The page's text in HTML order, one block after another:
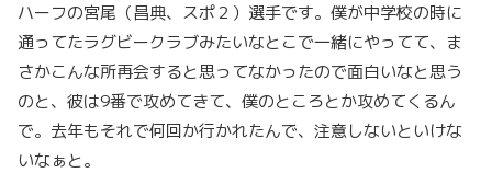
ハーフの宮尾（昌典、スポ２）選手です。僕が中学校の時に
通ってたラグビークラブみたいなとこで一緒にやってて、ま
さかこんな所再会すると思ってなかったので面白いなと思う
のと、彼は9番で攻めてきて、僕のところとか攻めてくるん
で。去年もそれで何回か行かれたんで、注意しないといけな
いなぁと。